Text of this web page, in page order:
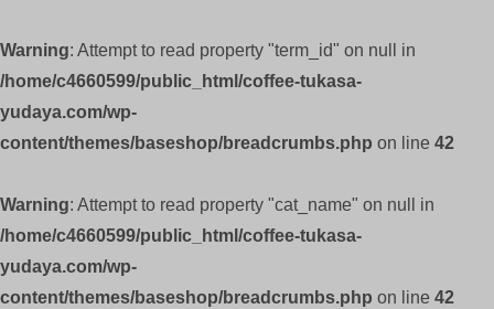
Warning: Attempt to read property "term_id" on null in
/home/c4660599/public_html/coffee-tukasa-
yudaya.com/wp-
content/themes/baseshop/breadcrumbs.php on line 42
Warning: Attempt to read property "cat_name" on null in
/home/c4660599/public_html/coffee-tukasa-
yudaya.com/wp-
content/themes/baseshop/breadcrumbs.php on line 42